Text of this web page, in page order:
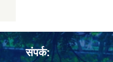
संपर्क: